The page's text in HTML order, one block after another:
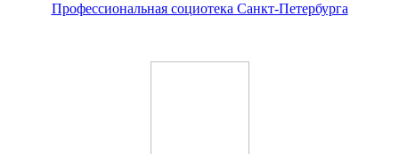
Профессиональная социотека Санкт-Петербурга